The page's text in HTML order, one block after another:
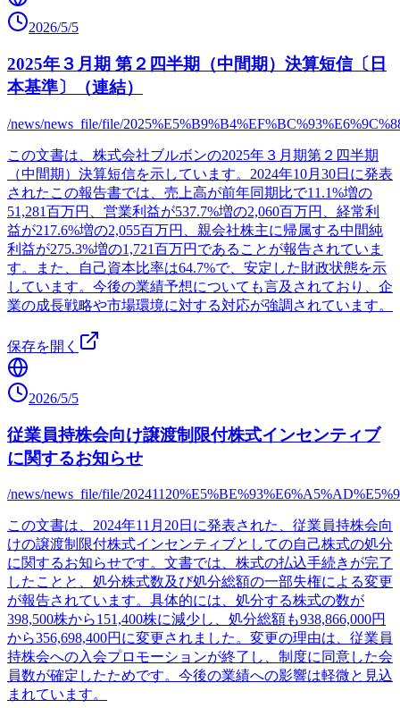
2026/5/5
2025年３月期 第２四半期（中間期）決算短信〔日
本基準〕（連結）
/news/news_file/file/
この文書は、株式会社ブルボンの2025年３月期第２四半期
（中間期）決算短信を示しています。2024年10月30日に発表
されたこの報告書では、売上高が前年同期比で11.1%増の
51,281百万円、営業利益が537.7%増の2,060百万円、経常利
益が217.6%増の2,055百万円、親会社株主に帰属する中間純
利益が275.3%増の1,721百万円であることが報告されていま
す。また、自己資本比率は64.7%で、安定した財政状態を示
しています。今後の業績予想についても言及されており、企
業の成長戦略や市場環境に対する対応が強調されています。
保存を開く
2026/5/5
従業員持株会向け譲渡制限付株式インセンティブ
に関するお知らせ
/news/news_file/file/
この文書は、2024年11月20日に発表された、従業員持株会向
けの譲渡制限付株式インセンティブとしての自己株式の処分
に関するお知らせです。文書では、株式の払込手続きが完了
したことと、処分株式数及び処分総額の一部失権による変更
が報告されています。具体的には、処分する株式の数が
398,500株から151,400株に減少し、処分総額も938,866,000円
から356,698,400円に変更されました。変更の理由は、従業員
持株会への入会プロモーションが終了し、制度に同意した会
員数が確定したためです。今後の業績への影響は軽微と見込
まれています。